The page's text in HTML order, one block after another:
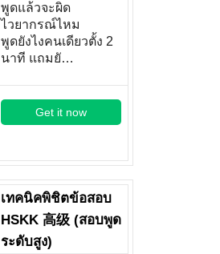
พูดแล้วจะผิด
ไวยากรณ์ไหม
พูดยังไงคนเดียวตั้ง 2
นาที แถมยั…
Get it now
เทคนิคพิชิตข้อสอบ
HSKK 高级 (สอบพูด
ระดับสูง)